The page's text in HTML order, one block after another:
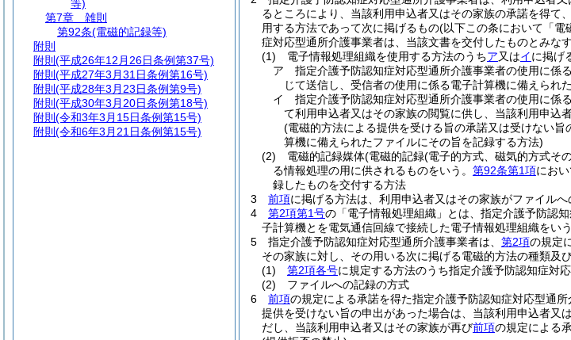
るところにより、当該利用申込者又はその家族の承諾を得て
用する方法であって次に掲げるもの(以下この条において「電
症対応型通所介護事業者は、当該文書を交付したものとみなす
(1)
電子情報処理組織を使用する方法のうちア又はイに掲げ
ア
指定介護予防認知症対応型通所介護事業者の使用に係
じて送信し、受信者の使用に係る電子計算機に備えられ
イ
指定介護予防認知症対応型通所介護事業者の使用に係
て利用申込者又はその家族の閲覧に供し、当該利用申込
(電磁的方法による提供を受ける旨の承諾又は受けない
算機に備えられたファイルにその旨を記録する方法)
(2)
電磁的記録媒体(電磁的記録(電子的方式、磁気的方式そ
る情報処理の用に供されるものをいう。 第92条第1項にお
録したものを交付する方法
3
前項に掲げる方法は、利用申込者又はその家族がファイル
4
第2項第1号の「電子情報処理組織」とは、指定介護予防認
子計算機とを電気通信回線で接続した電子情報処理組織をいう
5
指定介護予防認知症対応型通所介護事業者は、 第2項の規定
その家族に対し、その用いる次に掲げる電磁的方法の種類及
(1)
第2項各号に規定する方法のうち指定介護予防認知症対
(2)
ファイルへの記録の方式
6
前項の規定による承諾を得た指定介護予防認知症対応型通
提供を受けない旨の申出があった場合は、当該利用申込者又
だし、当該利用申込者又はその家族が再び前項の規定による
等)
第7章
雑則
第92条(電磁的記録等)
附則
附則 (平成26年12月26日条例第37号)
附則 (平成27年3月31日条例第16号)
附則 (平成28年3月23日条例第9号)
附則 (平成30年3月20日条例第18号)
附則 (令和3年3月15日条例第15号)
附則 (令和6年3月21日条例第15号)